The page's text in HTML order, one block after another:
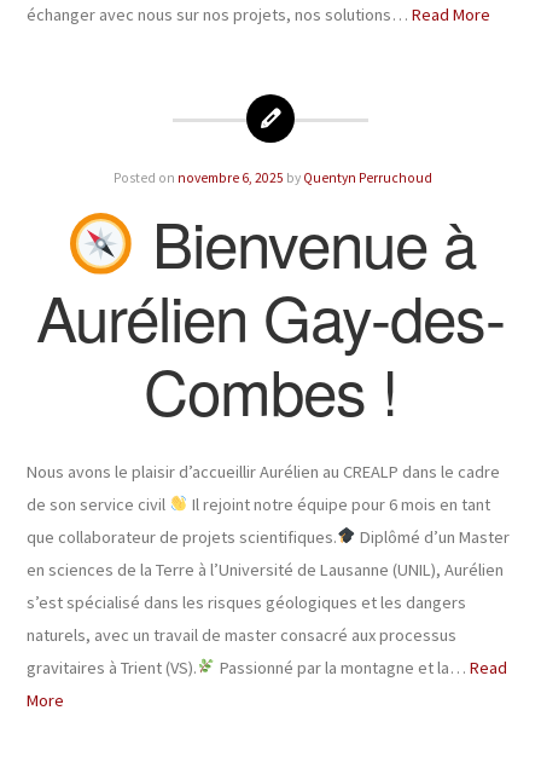
échanger avec nous sur nos projets, nos solutions… Read More
Posted on novembre 6, 2025 by Quentyn Perruchoud
Bienvenue à
Aurélien Gay-des-
Combes !
Nous avons le plaisir d’accueillir Aurélien au CREALP dans le cadre
de son service civil
Il rejoint notre équipe pour 6 mois en tant
que collaborateur de projets scientifiques.
Diplômé d’un Master
en sciences de la Terre à l’Université de Lausanne (UNIL), Aurélien
s’est spécialisé dans les risques géologiques et les dangers
naturels, avec un travail de master consacré aux processus
gravitaires à Trient (VS).
Passionné par la montagne et la…Read
More